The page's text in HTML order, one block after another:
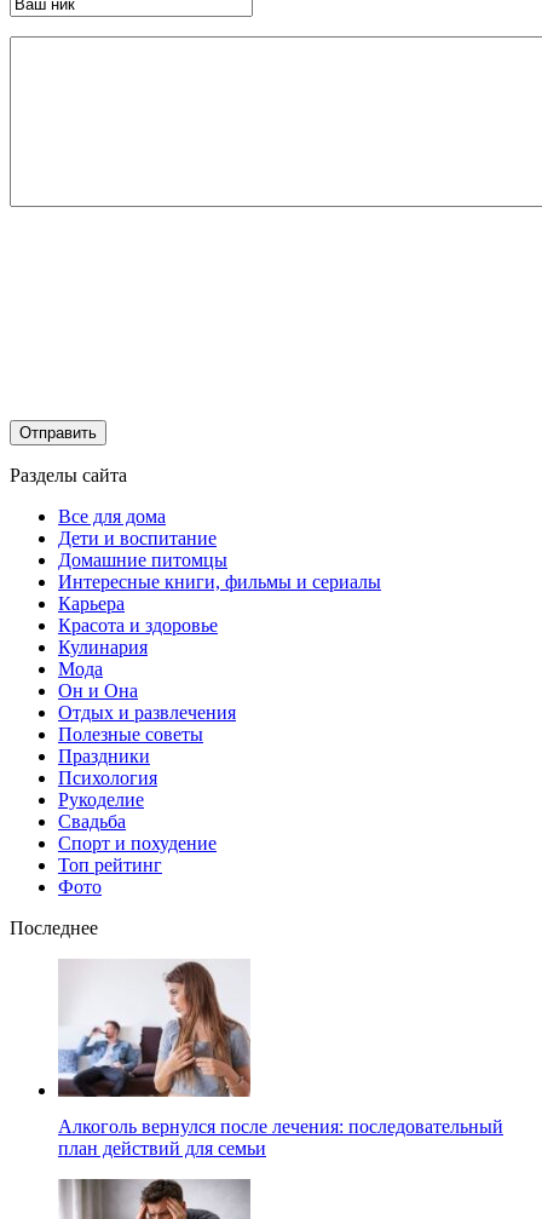
Разделы сайта
Все для дома
Дети и воспитание
Домашние питомцы
Интересные книги, фильмы и сериалы
Карьера
Красота и здоровье
Кулинария
Мода
Он и Она
Отдых и развлечения
Полезные советы
Праздники
Психология
Рукоделие
Свадьба
Спорт и похудение
Топ рейтинг
Фото
Последнее
Алкоголь вернулся после лечения: последовательный
план действий для семьи